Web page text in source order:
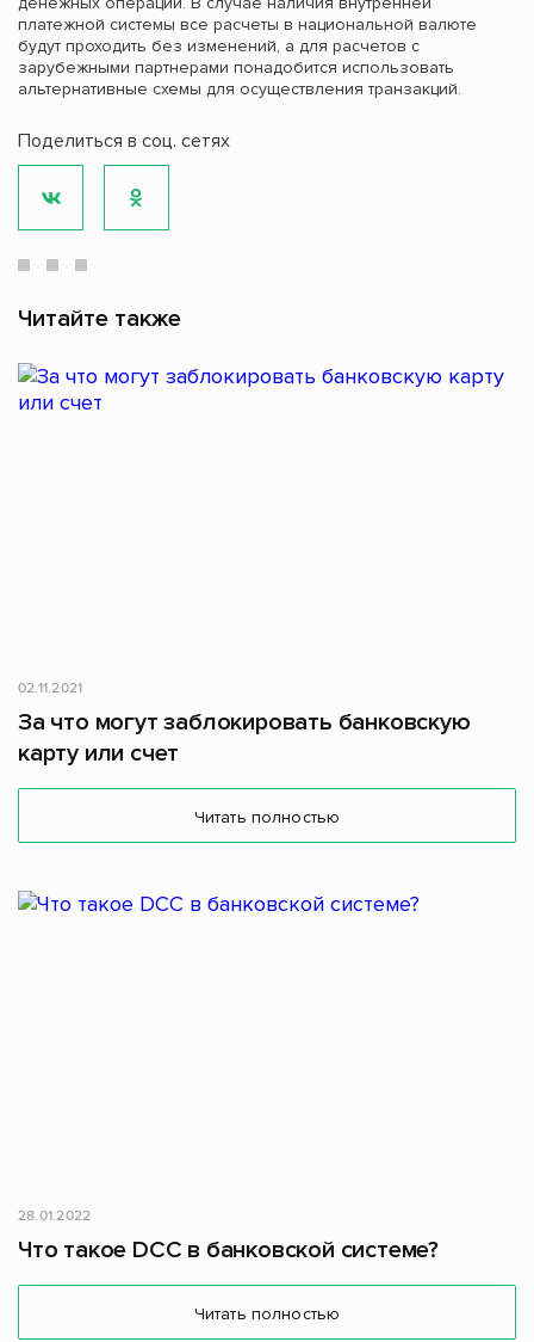
платежной системы все расчеты в национальной валюте
будут проходить без изменений, а для расчетов с
зарубежными партнерами понадобится использовать
альтернативные схемы для осуществления транзакций.
Поделиться в соц. сетях
Читайте также
02.11.2021
За что могут заблокировать банковскую
карту или счет
Читать полностью
28.01.2022
Что такое DCC в банковской системе?
Читать полностью